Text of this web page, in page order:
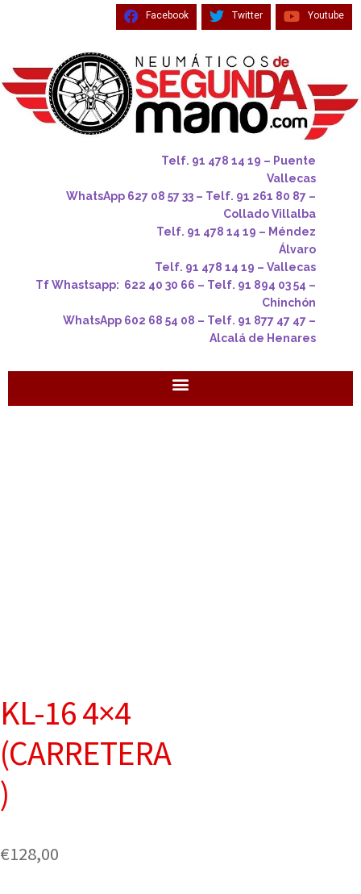
Facebook Twitter Youtube
Telf. 91 478 14 19 – Puente
Vallecas
WhatsApp 627 08 57 33 – Telf. 91 261 80 87 –
Collado Villalba
Telf. 91 478 14 19 – Méndez
Álvaro
Telf. 91 478 14 19 – Vallecas
Tf Whastsapp: 622 40 30 66 – Telf. 91 894 03 54 –
Chinchón
WhatsApp 602 68 54 08 – Telf. 91 877 47 47 –
Alcalá de Henares
KL-16 4×4
(CARRETERA
)
€128,00